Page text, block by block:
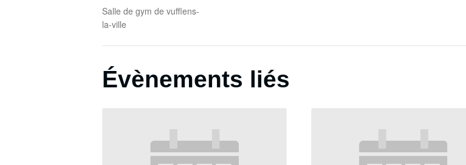
Salle de gym de vufflens-
la-ville
Évènements liés